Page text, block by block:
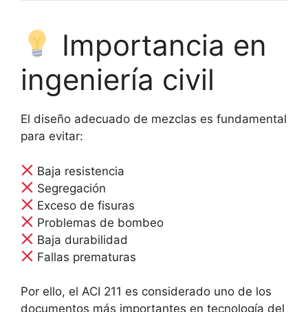
Importancia en
ingeniería civil
El diseño adecuado de mezclas es fundamental
para evitar:
Baja resistencia
Segregación
Exceso de fisuras
Problemas de bombeo
Baja durabilidad
Fallas prematuras
Por ello, el ACI 211 es considerado uno de los
documentos más importantes en tecnología del